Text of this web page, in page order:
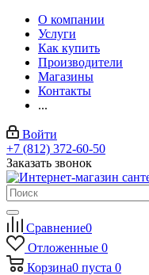
О компании
Услуги
Как купить
Производители
Магазины
Контакты
...
Войти
+7 (812) 372-60-50
Заказать звонок
Сравнение0
Отложенные 0
Корзина0 пуста 0